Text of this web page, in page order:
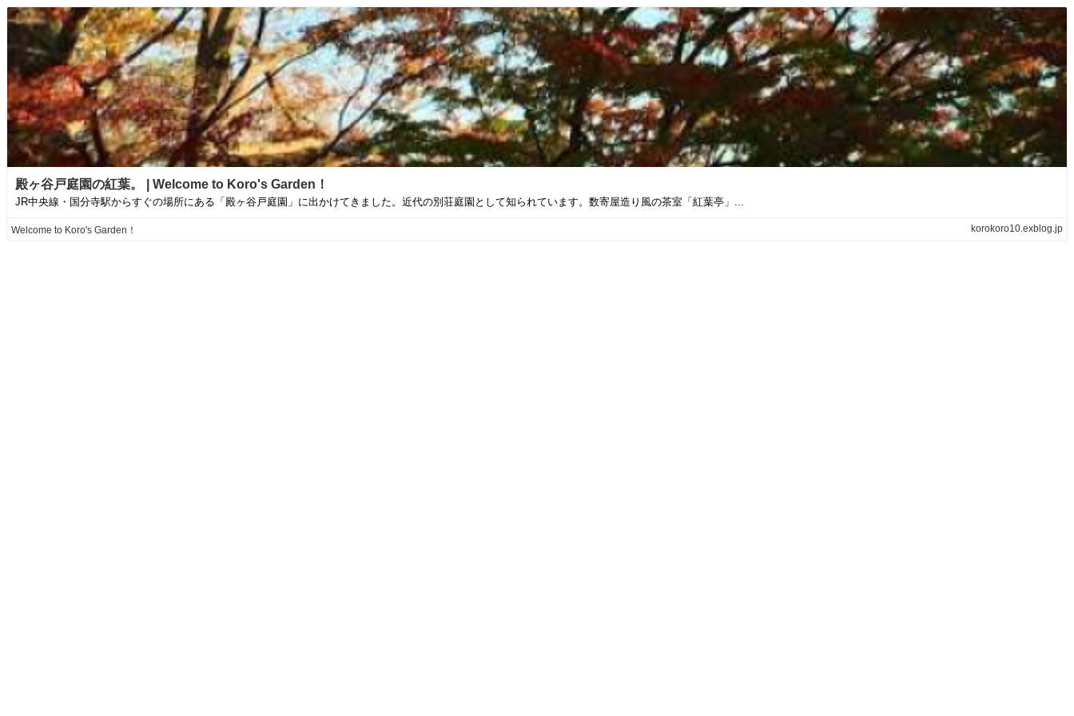
殿ヶ谷戸庭園の紅葉。 | Welcome to Koro's Garden！
JR中央線・国分寺駅からすぐの場所にある「殿ヶ谷戸庭園」に出かけてきました。近代の別荘庭園として知られています。数寄屋造り風の茶室「紅葉亭」...
Welcome to Koro's Garden！ korokoro10.exblog.jp